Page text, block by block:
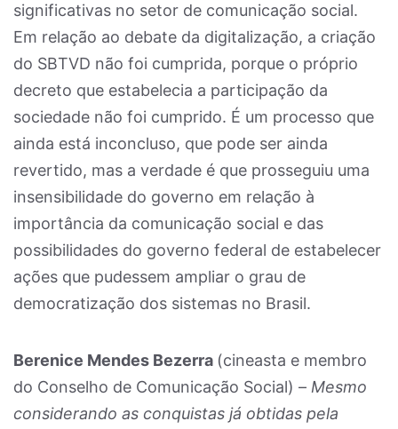
significativas no setor de comunicação social.
Em relação ao debate da digitalização, a criação
do SBTVD não foi cumprida, porque o próprio
decreto que estabelecia a participação da
sociedade não foi cumprido. É um processo que
ainda está inconcluso, que pode ser ainda
revertido, mas a verdade é que prosseguiu uma
insensibilidade do governo em relação à
importância da comunicação social e das
possibilidades do governo federal de estabelecer
ações que pudessem ampliar o grau de
democratização dos sistemas no Brasil.
Berenice Mendes Bezerra (cineasta e membro
do Conselho de Comunicação Social) – Mesmo
considerando as conquistas já obtidas pela